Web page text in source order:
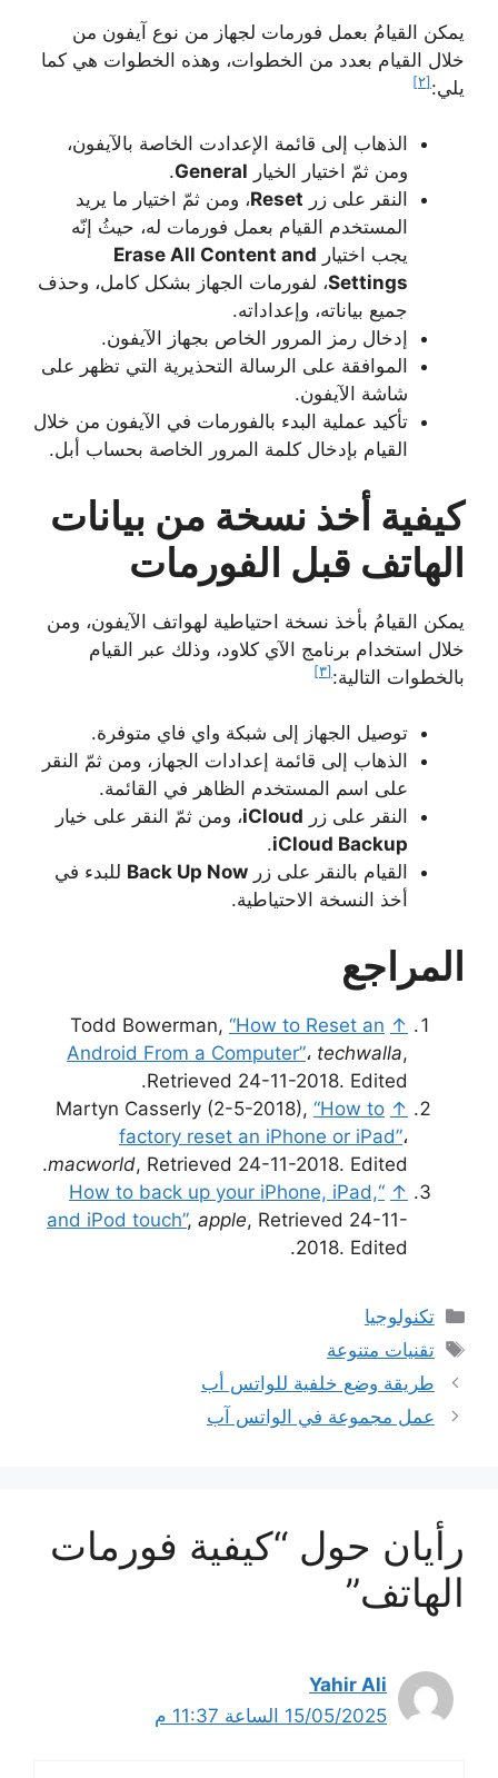
يمكن القيامُ بعمل فورمات لجهاز من نوع آيفون من
خلال القيام بعدد من الخطوات، وهذه الخطوات هي كما
يلي: [٢]
الذهاب إلى قائمة الإعدادت الخاصة بالآيفون،
ومن ثمّ اختيار الخيار General
.
النقر على زر Reset، ومن ثمّ اختيار ما يريد
المستخدم القيام بعمل فورمات له، حيثُ إنّه
يجب اختيار Erase All Content and
Settings، لفورمات الجهاز بشكل كامل، وحذف
جميع بياناته، وإعداداته.
إدخال رمز المرور الخاص بجهاز الآيفون.
الموافقة على الرسالة التحذيرية التي تظهر على
شاشة الآيفون.
تأكيد عملية البدء بالفورمات في الآيفون من خلال
القيام بإدخال كلمة المرور الخاصة بحساب أبل.
كيفية أخذ نسخة من بيانات
الهاتف قبل الفورمات
يمكن القيامُ بأخذ نسخة احتياطية لهواتف الآيفون، ومن
خلال استخدام برنامج الآي كلاود، وذلك عبر القيام
بالخطوات التالية: [٣]
توصيل الجهاز إلى شبكة واي فاي متوفرة.
الذهاب إلى قائمة إعدادات الجهاز، ومن ثمّ النقر
على اسم المستخدم الظاهر في القائمة.
النقر على زر iCloud، ومن ثمّ النقر على خيار
iCloud Backup
.
القيام بالنقر على زر Back Up Now للبدء في
أخذ النسخة الاحتياطية.
المراجع
↑
Todd Bowerman, “How to Reset an
Android From a Computer”، techwalla,
Retrieved 24-11-2018. Edited.
↑
Martyn Casserly (2-5-2018), “How to
factory reset an iPhone or iPad”،
macworld, Retrieved 24-11-2018. Edited.
↑
“How to back up your iPhone, iPad,
and iPod touch”, apple, Retrieved 24-11-
2018. Edited.
التصنيفات
تكنولوجيا
الوسوم
تقنيات متنوعة
طريقة وضع خلفية للواتس أب
عمل مجموعة في الواتس آب
رأيان حول “كيفية فورمات
الهاتف”
Yahir Ali
15/05/2025 الساعة 11:37 م